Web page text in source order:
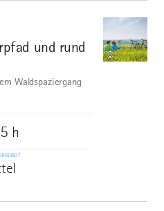
und rund
©
Waldspaziergang
h